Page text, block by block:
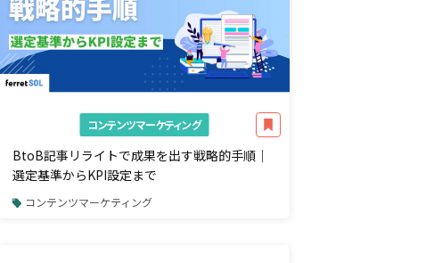
コンテンツマーケティング
BtoB記事リライトで成果を出す戦略的手順｜
選定基準からKPI設定まで
コンテンツマーケティング